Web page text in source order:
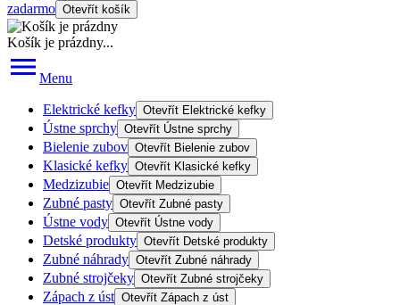
zadarmo Otevřít košík
Košík je prázdny...
Menu
Elektrické kefky Otevřít Elektrické kefky
Ústne sprchy Otevřít Ústne sprchy
Bielenie zubov Otevřít Bielenie zubov
Klasické kefky Otevřít Klasické kefky
Medzizubie Otevřít Medzizubie
Zubné pasty Otevřít Zubné pasty
Ústne vody Otevřít Ústne vody
Detské produkty Otevřít Detské produkty
Zubné náhrady Otevřít Zubné náhrady
Zubné strojčeky Otevřít Zubné strojčeky
Zápach z úst Otevřít Zápach z úst